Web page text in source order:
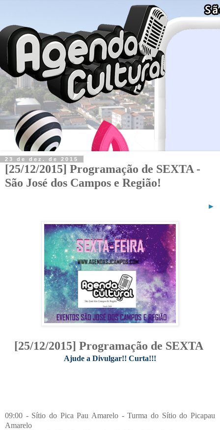
23 de dez. de 2015
[25/12/2015] Programação de SEXTA -
São José dos Campos e Região!
►
[25/12/2015] Programação de SEXTA
Ajude a Divulgar!! Curta!!!
09:00 - Sítio do Pica Pau Amarelo - Turma do Sítio do Picapau
Amarelo